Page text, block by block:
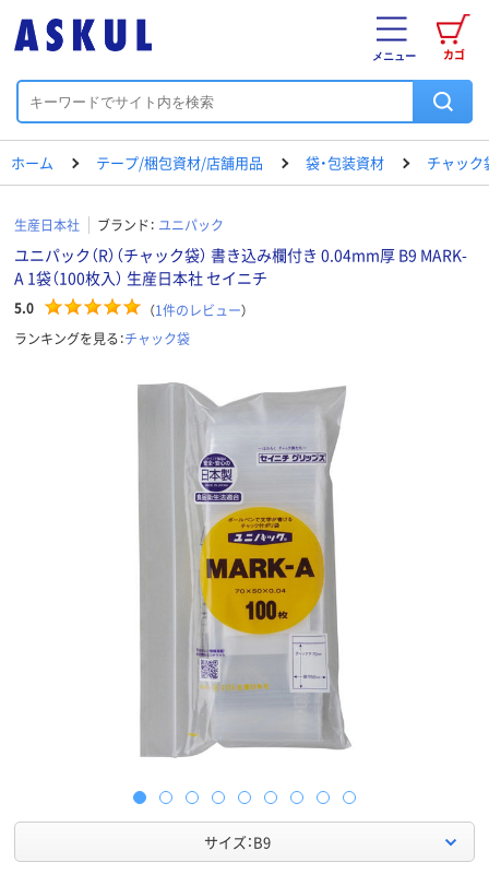
カゴ
メニュー
ホーム テープ/梱包資材/店舗用品 袋・包装資材 チャック
生産日本社 ブランド： ユニパック
ユニパック（R）（チャック袋） 書き込み欄付き 0.04mm厚 B9 MARK-
A 1袋（100枚入） 生産日本社 セイニチ
5.0 （1件のレビュー）
ランキングを見る：チャック袋
サイズ：B9